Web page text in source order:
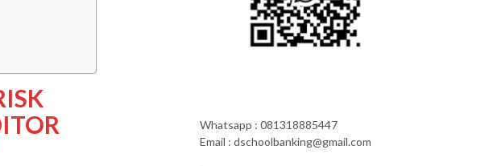
Whatsapp : 081318885447
Email : dschoolbanking@gmail.com